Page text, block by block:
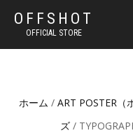
OFFSHOT
OFFICIAL STORE
ホーム / ART POSTER（
ズ/